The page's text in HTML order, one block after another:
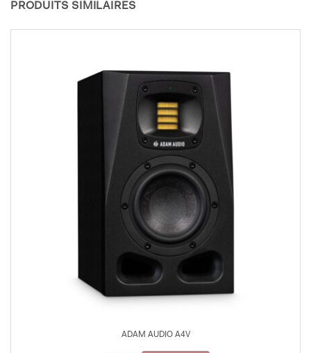
PRODUITS SIMILAIRES
ADAM AUDIO A4V